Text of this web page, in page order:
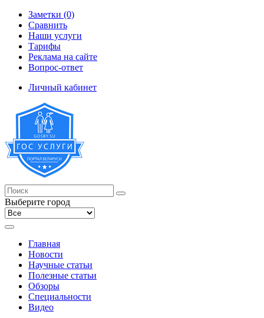
Заметки (0)
Сравнить
Наши услуги
Тарифы
Реклама на сайте
Вопрос-ответ
Личный кабинет
Выберите город
Главная
Новости
Научные статьи
Полезные статьи
Обзоры
Специальности
Видео